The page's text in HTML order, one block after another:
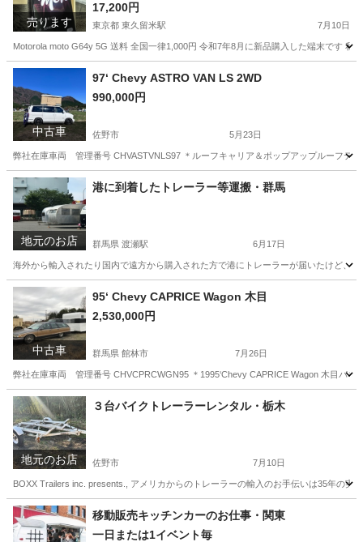
売ります
17,200円
東京都 東久留米駅 7月10日
Motorola moto G64y 5G 送料 全国一律1,000円 令和7年8月に新品購入した端末です
東京 東久留米市
中古車
97‘ Chevy ASTRO VAN LS 2WD
990,000円
佐野市 5月23日
弊社在庫車両 管理番号 CHVASTVNLS97 ＊ルーフキャリア＆ポップアップルーフテ
栃木 佐野市 その他 車両
地元のお店
港に到着したトレーラー等運搬・群馬
群馬県 渡瀬駅 6月17日
海外から輸入されたり国内で遠方から購入された方で港にトレーラーが届いたけど、
群馬 館林市 キッチンカー
中古車
95‘ Chevy CAPRICE Wagon 木目
2,530,000円
群馬県 館林市 7月26日
弊社在庫車両 管理番号 CHVCPRCWGN95 ＊1995‘Chevy CAPRICE Wagon 木目パ
群馬 館林市 その他 車両
地元のお店
３台バイクトレーラーレンタル・栃木
佐野市 7月10日
BOXX Trailers inc. presents., アメリカからのトレーラーの輸入のお手伝いは35年の
栃木 佐野市 その他
移動販売キッチンカーのお仕事・関東
一日または1イベント毎